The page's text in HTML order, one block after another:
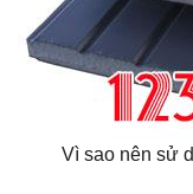
Vì sao nên sử